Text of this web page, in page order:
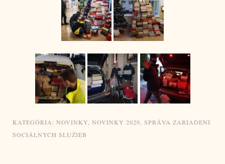
KATEGÓRIA: NOVINKY, NOVINKY 2020, SPRÁVA ZARIADENÍ
SOCIÁLNYCH SLUŽIEB